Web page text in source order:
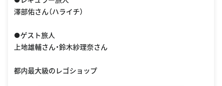
澤部佑さん（ハライチ）
●ゲスト旅人
上地雄輔さん・鈴木紗理奈さん
都内最大級のレゴショップ